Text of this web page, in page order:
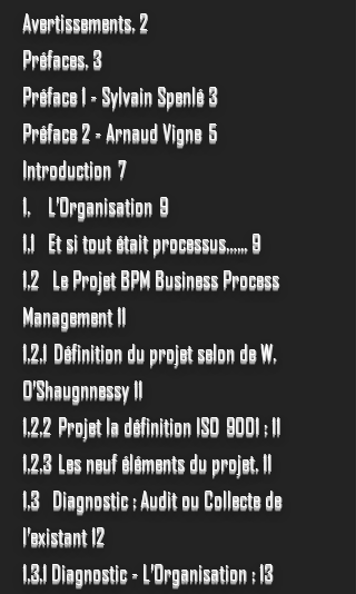
Avertissements. 2
Préfaces. 3
Préface 1 - Sylvain Spenlé 3
Préface 2 - Arnaud Vigne 5
Introduction 7
1. L’Organisation 9
1.1 Et si tout était processus…... 9
1.2 Le Projet BPM Business Process
Management 11
1.2.1 Définition du projet selon de W.
O’Shaugnnessy 11
1.2.2 Projet la définition ISO 9001 : 11
1.2.3 Les neuf éléments du projet. 11
1.3 Diagnostic : Audit ou Collecte de
l’existant 12
1.3.1 Diagnostic - L’Organisation : 13